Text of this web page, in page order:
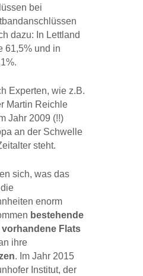
bei
dazu: In Lettland
61,5% und in
Experten, wie z.B.
Martin Reichle
Jahr 2009 (!!)
an der Schwelle
steht.
sich, was das
enorm
bestehende
vorhandene Flats
ihre
. Im Jahr 2015
Institut, der